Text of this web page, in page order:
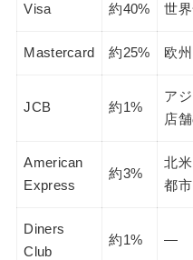
Visa 約40% 世
Mastercard 約25% 欧
JCB 約1%
ア
店
American
Express
約3%
北
都市
Diners
Club
約1% —